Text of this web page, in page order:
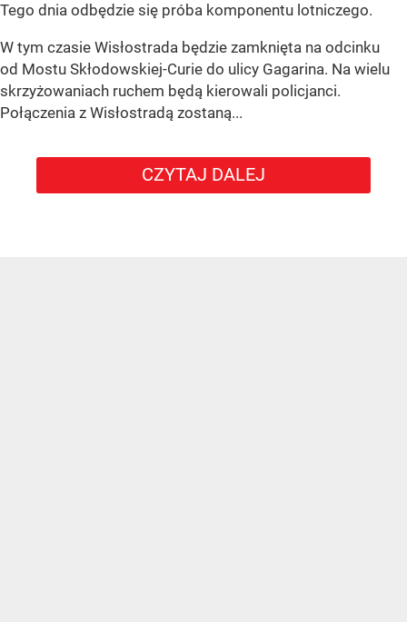
Tego dnia odbędzie się próba komponentu lotniczego.
W tym czasie Wisłostrada będzie zamknięta na odcinku
od Mostu Skłodowskiej-Curie do ulicy Gagarina. Na wielu
skrzyżowaniach ruchem będą kierowali policjanci.
Połączenia z Wisłostradą zostaną...
CZYTAJ DALEJ